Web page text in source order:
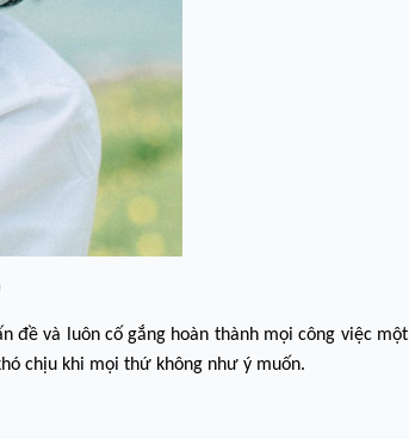
đề và luôn cố gắng hoàn thành mọi công việc một
chịu khi mọi thứ không như ý muốn.